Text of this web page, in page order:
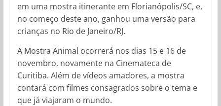
em uma mostra itinerante em Florianópolis/SC, e,
no começo deste ano, ganhou uma versão para
crianças no Rio de Janeiro/RJ.
A Mostra Animal ocorrerá nos dias 15 e 16 de
novembro, novamente na Cinemateca de
Curitiba. Além de vídeos amadores, a mostra
contará com filmes consagrados sobre o tema e
que já viajaram o mundo.